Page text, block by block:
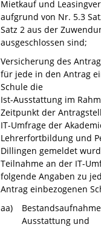
Mietkauf und
aufgrund von Nr. 5.3
Satz 2 aus der
ausgeschlossen sind;
Versicherung des
für jede in den Antrag
Schule die
Ist-Ausstattung im
Zeitpunkt der
IT-Umfrage der
Lehrerfortbildung und
Dillingen gemeldet
Teilnahme an der IT-
folgende Angaben zu
Antrag einbezogenen
aa)
Ausstattung und